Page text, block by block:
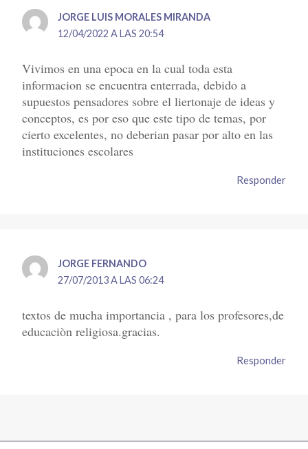
JORGE LUIS MORALES MIRANDA
12/04/2022 A LAS 20:54
Vivimos en una epoca en la cual toda esta
informacion se encuentra enterrada, debido a
supuestos pensadores sobre el liertonaje de ideas y
conceptos, es por eso que este tipo de temas, por
cierto excelentes, no deberian pasar por alto en las
instituciones escolares
Responder
JORGE FERNANDO
27/07/2013 A LAS 06:24
textos de mucha importancia , para los profesores,de
educaciòn religiosa.gracias.
Responder